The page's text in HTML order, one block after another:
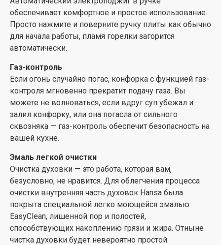
обеспечивает комфортное и простое использование.
Просто нажмите и поверните ручку плиты как обычно
для начала работы, пламя горелки загорится
автоматически.
Газ-контроль
Если огонь случайно погас, конфорка с функцией газ-
контроля мгновенно прекратит подачу газа. Вы
можете не волноваться, если вдруг суп убежал и
залил конфорку, или она погасла от сильного
сквозняка — газ-контроль обеспечит безопасность на
вашей кухне.
Эмаль легкой очистки
Очистка духовки — это работа, которая вам,
безусловно, не нравится. Для облегчения процесса
очистки внутренняя часть духовок Hansa была
покрыта специальной легко моющейся эмалью
EasyClean, лишенной пор и полостей,
способствующих накоплению грязи и жира. Отныне
чистка духовки будет невероятно простой.